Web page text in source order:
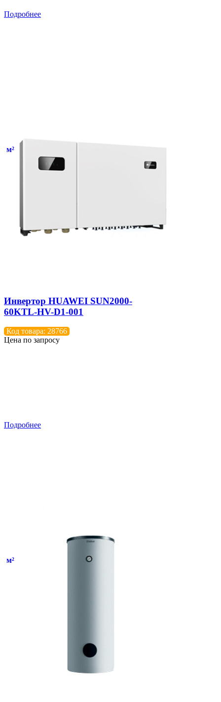
Подробнее
м²
Инвертор HUAWEI SUN2000-
60KTL-HV-D1-001
Код товара: 28766
Цена по запросу
Подробнее
м²